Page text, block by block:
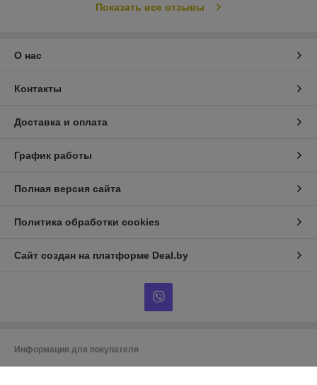
Показать все отзывы
О нас
Контакты
Доставка и оплата
График работы
Полная версия сайта
Политика обработки cookies
Сайт создан на платформе Deal.by
Информация для покупателя